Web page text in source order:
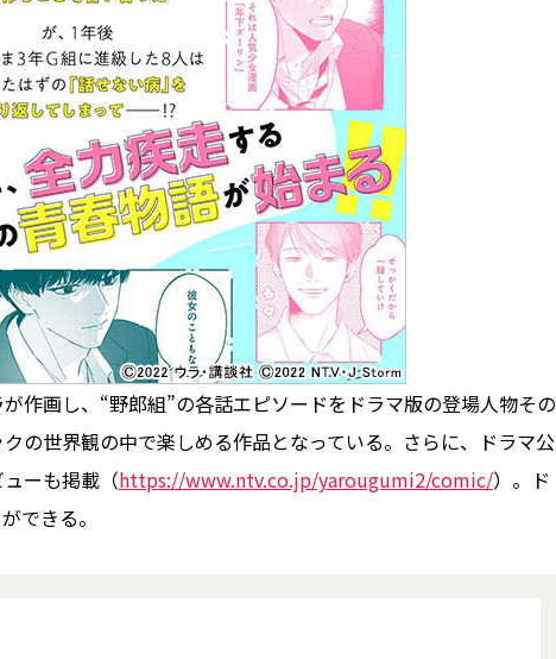
作画し、“野郎組”の各話エピソードをドラマ版の登場人物その
の世界観の中で楽しめる作品となっている。さらに、ドラマ公
ーも掲載（https://www.ntv.co.jp/yarougumi2/comic/）。ド
できる。